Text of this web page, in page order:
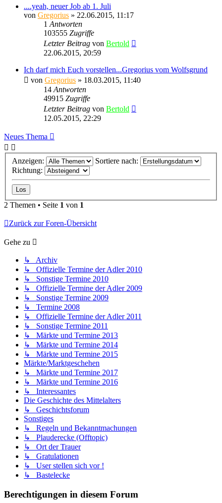
....yeah, neuer Job ab 1. Juli
von Gregorius » 22.06.2015, 11:17
1Antworten
103555 Zugriffe
Letzter Beitrag von Bertold
22.06.2015, 20:59
Ich darf mich Euch vorstellen...Gregorius vom Wolfsgrund
von Gregorius » 18.03.2015, 11:40
14Antworten
49915 Zugriffe
Letzter Beitrag von Bertold
12.05.2015, 22:29
Neues Thema
Anzeigen:
Sortiere nach:
Richtung:
2 Themen • Seite 1 von 1
Zurück zur Foren-Übersicht
Gehe zu
↳ Archiv
↳ Offizielle Termine der Adler 2010
↳ Sonstige Termine 2010
↳ Offizielle Termine der Adler 2009
↳ Sonstige Termine 2009
↳ Termine 2008
↳ Offizielle Termine der Adler 2011
↳ Sonstige Termine 2011
↳ Märkte und Termine 2013
↳ Märkte und Termine 2014
↳ Märkte und Termine 2015
Märkte/Marktgeschehen
↳ Märkte und Termine 2017
↳ Märkte und Termine 2016
↳ Interessantes
Die Geschichte des Mittelalters
↳ Geschichtsforum
Sonstiges
↳ Regeln und Bekanntmachungen
↳ Plauderecke (Offtopic)
↳ Ort der Trauer
↳ Gratulationen
↳ User stellen sich vor !
↳ Bastelecke
Berechtigungen in diesem Forum